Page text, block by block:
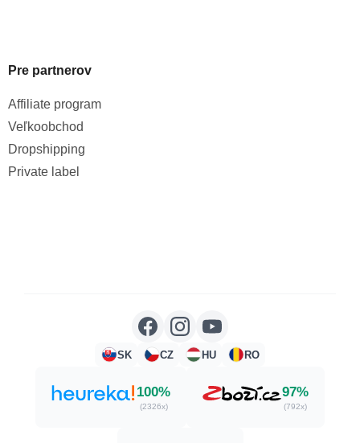
Pre partnerov
Affiliate program
Veľkoobchod
Dropshipping
Private label
SK CZ HU RO
100%
(2326x)
97%
(792x)